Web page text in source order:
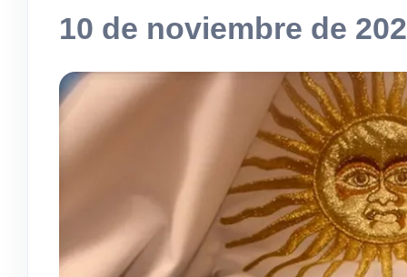
10 de noviembre de